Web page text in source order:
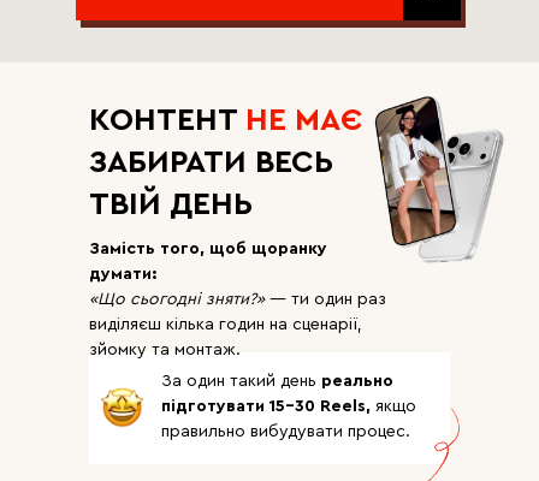
КОНТЕНТ НЕ МАЄ
ЗАБИРАТИ ВЕСЬ
ТВІЙ ДЕНЬ
За один такий день реально
підготувати 15–30 Reels, якщо
правильно вибудувати процес.
Замість того, щоб щоранку
думати:
«Що сьогодні зняти?»— ти один раз
виділяєш кілька годин на сценарії,
зйомку та монтаж.